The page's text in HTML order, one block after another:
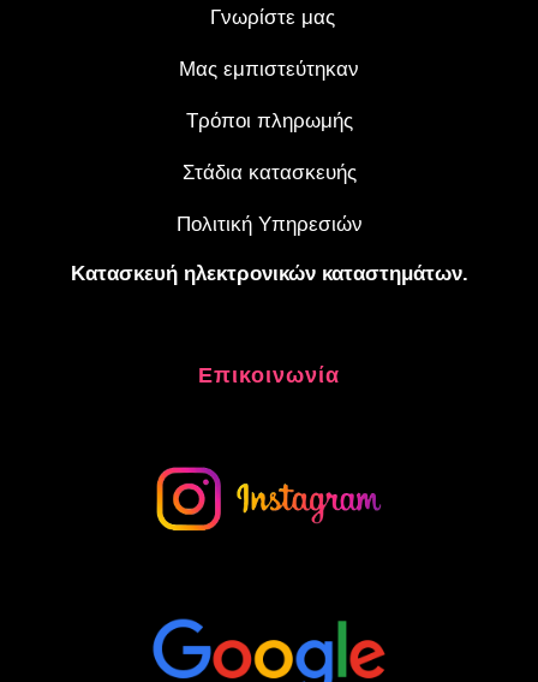
Γνωρίστε μας
Μας εμπιστεύτηκαν
Τρόποι πληρωμής
Στάδια κατασκευής
Πολιτική Υπηρεσιών
Κατασκευή ηλεκτρονικών καταστημάτων.
Επικοινωνία